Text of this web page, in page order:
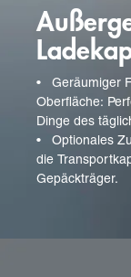
•
Geräumiger
Oberfläche:
Dinge des
•
Optionales
die
Gepäckträger.